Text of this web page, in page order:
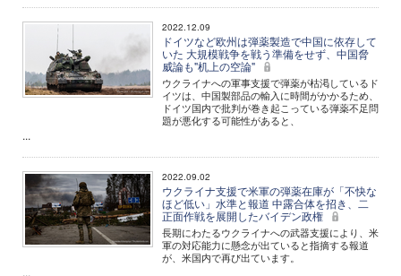
2022.12.09
ドイツなど欧州は弾薬製造で中国に依存して
いた 大規模戦争を戦う準備をせず、中国脅
威論も"机上の空論"
ウクライナへの軍事支援で弾薬が枯渇しているド
イツは、中国製部品の輸入に時間がかかるため、
ドイツ国内で批判が巻き起こっている弾薬不足問
題が悪化する可能性があると、
...
2022.09.02
ウクライナ支援で米軍の弾薬在庫が「不快な
ほど低い」水準と報道 中露合体を招き、二
正面作戦を展開したバイデン政権
長期にわたるウクライナへの武器支援により、米
軍の対応能力に懸念が出ていると指摘する報道
が、米国内で再び出ています。
...